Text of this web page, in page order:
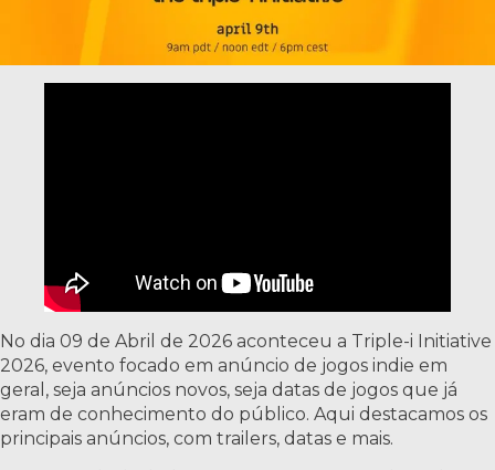
No dia 09 de Abril de 2026 aconteceu a Triple-i Initiative
2026, evento focado em anúncio de jogos indie em
geral, seja anúncios novos, seja datas de jogos que já
eram de conhecimento do público. Aqui destacamos os
principais anúncios, com trailers, datas e mais.